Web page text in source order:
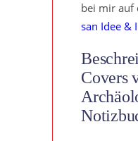
bei mir auf
san Idee &
Covers